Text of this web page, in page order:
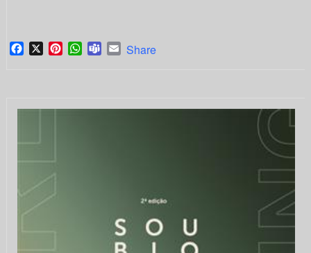
Facebook
X PinterestWhatsApp
TeamsEmail
Share